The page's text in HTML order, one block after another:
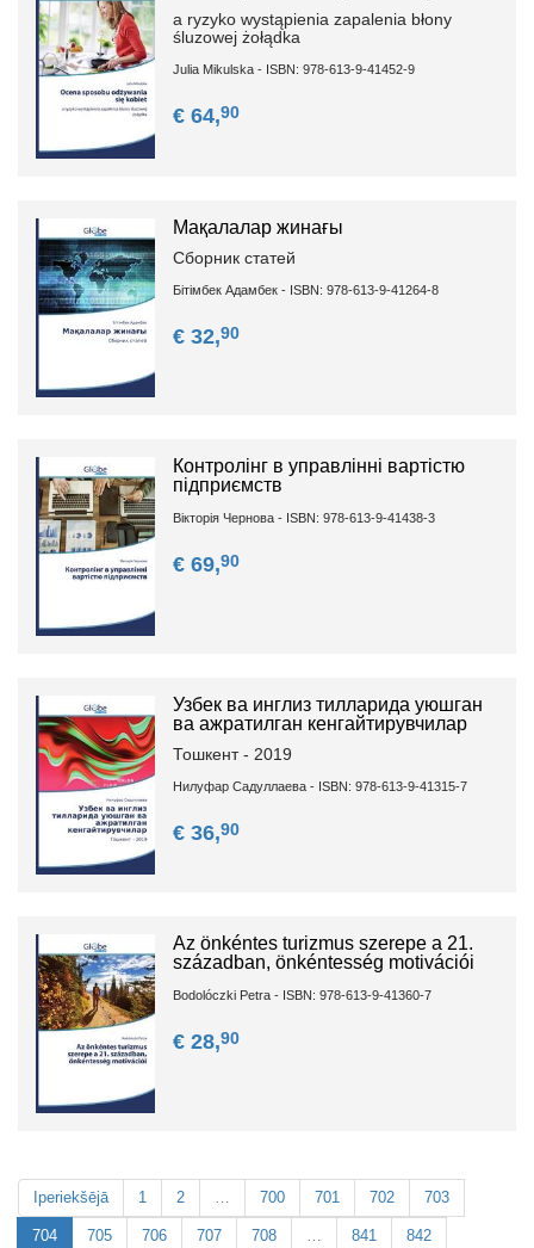
a ryzyko wystąpienia zapalenia błony
śluzowej żołądka
Julia Mikulska - ISBN: 978-613-9-41452-9
€ 64,90
Мақалалар жинағы
Сборник статей
Бітімбек Адамбек - ISBN: 978-613-9-41264-8
€ 32,90
Контролінг в управлінні вартістю
підприємств
Вікторія Чернова - ISBN: 978-613-9-41438-3
€ 69,90
Узбек ва инглиз тилларида уюшган
ва ажратилган кенгайтирувчилар
Тошкент - 2019
Нилуфар Садуллаева - ISBN: 978-613-9-41315-7
€ 36,90
Az önkéntes turizmus szerepe a 21.
században, önkéntesség motivációi
Bodolóczki Petra - ISBN: 978-613-9-41360-7
€ 28,90
Iperiekšējā 1 2 700 701 702 703
704 705 706 707 708 841 842